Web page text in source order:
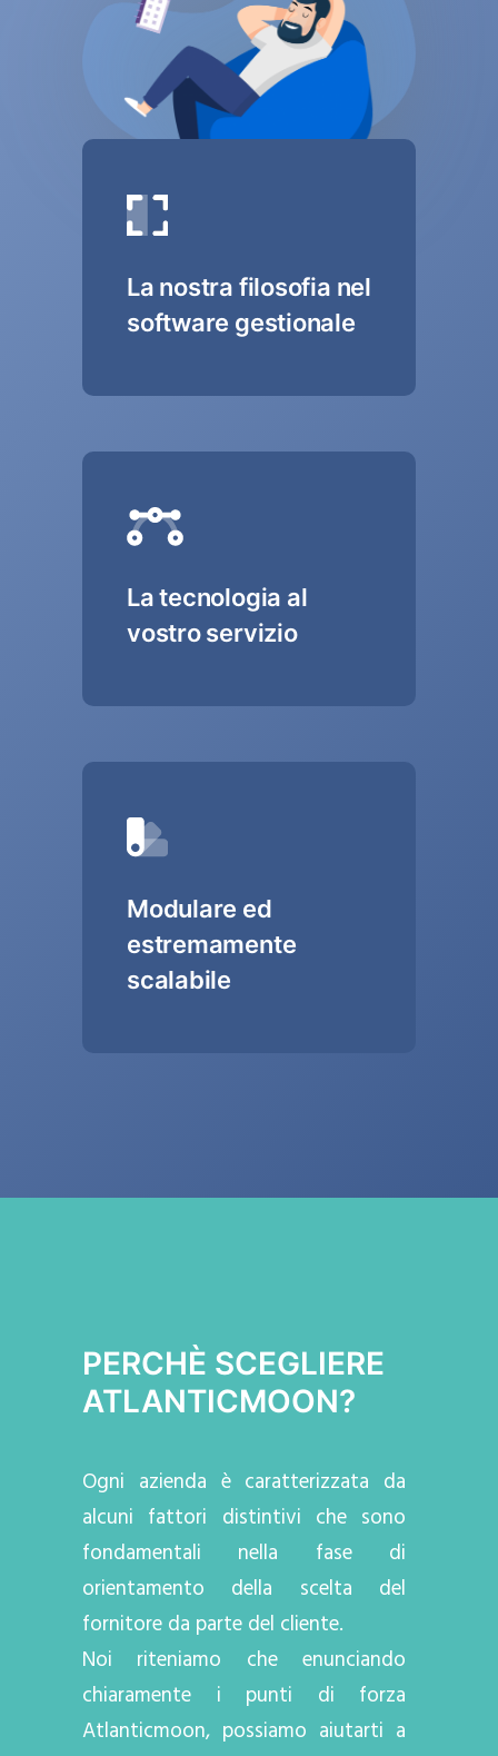
La nostra filosofia nel
software gestionale
La tecnologia al
vostro servizio
Modulare ed
estremamente
scalabile
PERCHÈ SCEGLIERE
ATLANTICMOON?
Ogni azienda è caratterizzata da
alcuni fattori distintivi che sono
fondamentali nella fase di
orientamento della scelta del
fornitore da parte del cliente.
Noi riteniamo che enunciando
chiaramente i punti di forza
Atlanticmoon, possiamo aiutarti a